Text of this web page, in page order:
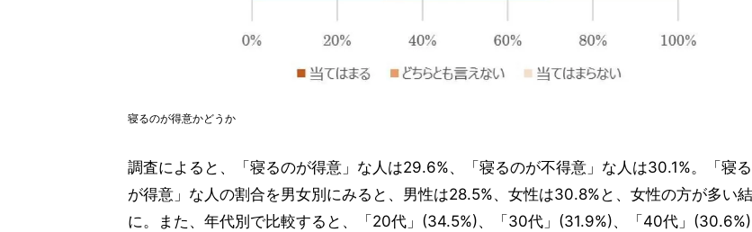
寝るのが得意かどうか
調査によると、「寝るのが得意」な人は29.6%、「寝るのが不得意」な人は30.1%。「寝
が得意」な人の割合を男女別にみると、男性は28.5%、女性は30.8%と、女性の方が多い
に。また、年代別で比較すると、「20代」(34.5%)、「30代」(31.9%)、「40代」(30.6%)